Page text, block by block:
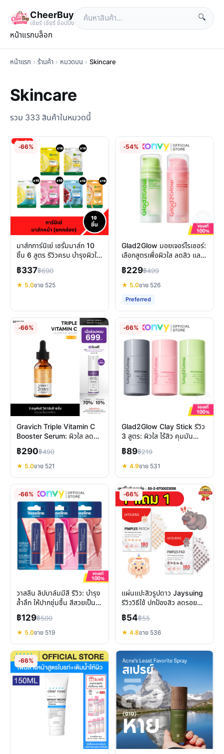
CheerBuy
เซียร์ เซียร์ ช้อปปิ้ง
🔍
หน้าแรกบล็อก
หน้าแรก › ร้านค้า › หมวดบน › Skincare
Skincare
รวม 333 สินค้าในหมวดนี้
-66%
มาส์กการ์นิเย่ เซรั่มมาส์ก 10
ชิ้น 6 สูตร รีวิวครบ บำรุงผิวใส
ในกล่องเดียว
฿337฿690
★ 5.0ขาย 525
-54%
Glad2Glow มอยเจอร์ไรเซอร์:
เลือกสูตรเพื่อผิวใส ลดสิว และ
ชุ่มชื้น
฿229฿499
★ 5.0ขาย 526
Preferred
-66%
Gravich Triple Vitamin C
Booster Serum: ผิวใส ลด
รอยสิว คืนความกระจ่างใส
฿290฿490
★ 5.0ขาย 521
-66%
Glad2Glow Clay Stick รีวิว
3 สูตร: ผิวใส ไร้สิว คุมมัน
เลือกมาสก์ไหนดี
฿89฿219
★ 4.9ขาย 531
-66%
วาสลีน ลิปบาล์มมีสี รีวิว: บำรุง
ล้ำลึก ให้ปากชุ่มชื้น สีสวยเป็น
ธรรมชาติ
฿129฿500
★ 5.0ขาย 519
-66%
แผ่นแปะสิวรูปดาว Jaysuing
รีวิววิธีใช้ ปกป้องสิว ลดรอย
พร้อมข้อควรรู้
฿54฿55
★ 4.8ขาย 536
-66%